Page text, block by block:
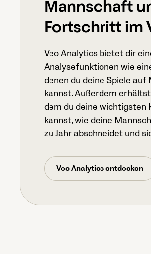
Mannschaft
Fortschritt im
Veo Analytics bietet dir
Analysefunktionen wie
denen du deine Spiele
kannst. Außerdem
dem du deine wichtigsten
kannst, wie deine
zu Jahr abschneidet und
Veo Analytics entdecken